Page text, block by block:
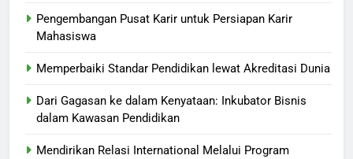
Pengembangan Pusat Karir untuk Persiapan Karir
Mahasiswa
Memperbaiki Standar Pendidikan lewat Akreditasi Dunia
Dari Gagasan ke dalam Kenyataan: Inkubator Bisnis
dalam Kawasan Pendidikan
Mendirikan Relasi International Melalui Program